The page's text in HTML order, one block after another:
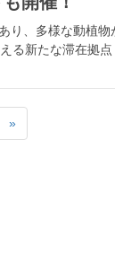
り、多様な動植
る新たな滞在拠
»